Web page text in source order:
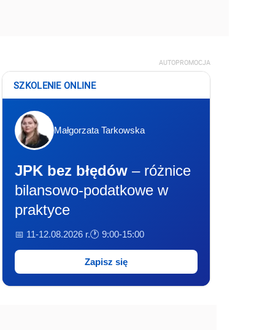
AUTOPROMOCJA
SZKOLENIE ONLINE
Małgorzata Tarkowska
JPK bez błędów – różnice
bilansowo-podatkowe w
praktyce
📅 11-12.08.2026 r.🕐 9:00-15:00
Zapisz się